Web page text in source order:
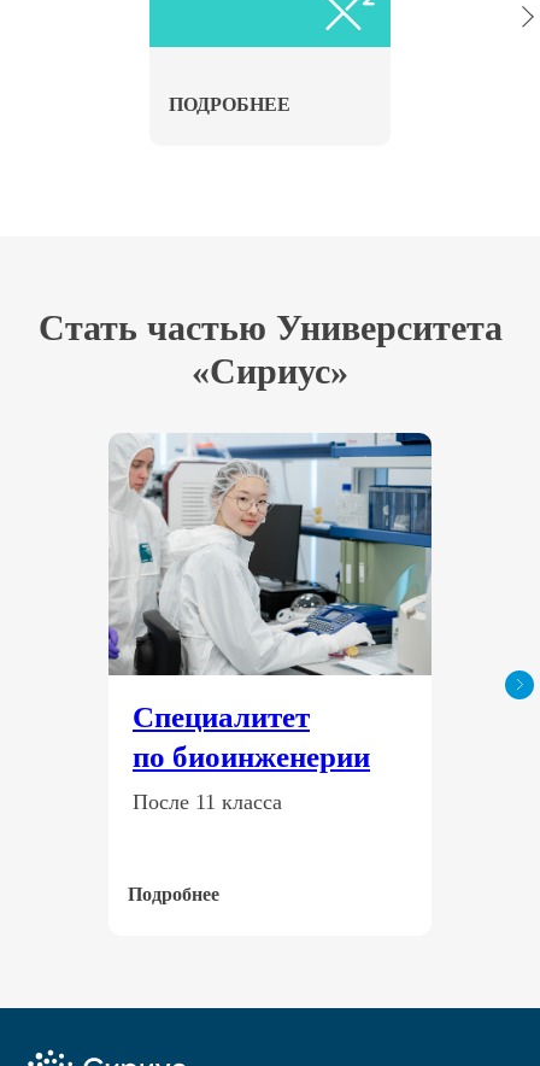
всех желающих
ПОДРОБНЕЕ
Стать частью Университета
«Сириус»
Специалитет
по биоинженерии
После 11 класса
Подробнее